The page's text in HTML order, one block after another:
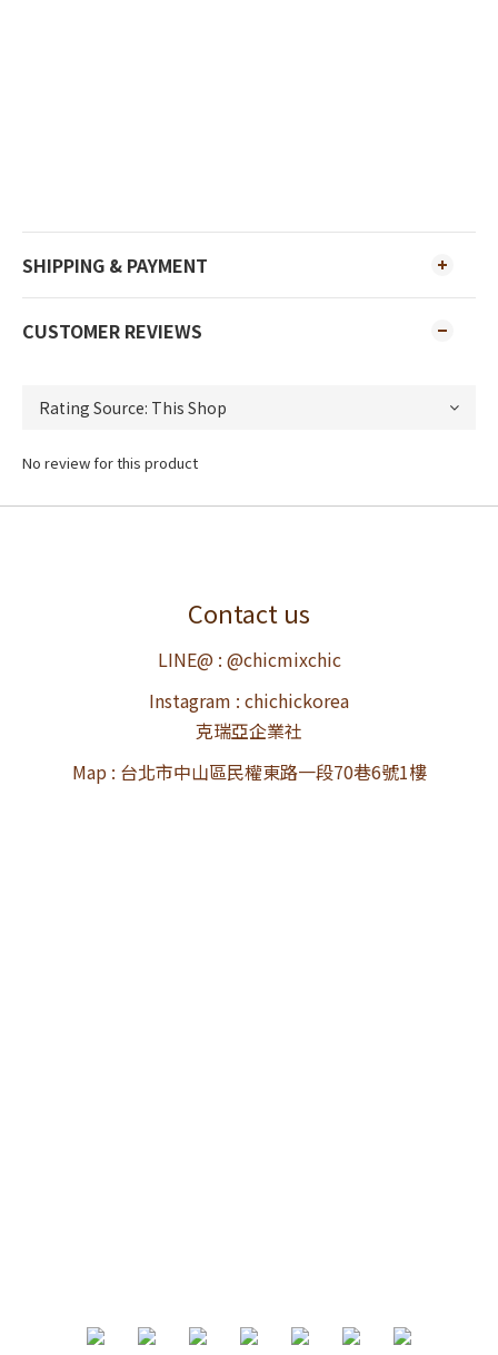
SHIPPING & PAYMENT
CUSTOMER REVIEWS
No review for this product
Contact us
LINE@ : @chicmixchic
Instagram : chichickorea
克瑞亞企業社
Map : 台北市中山區民權東路一段70巷6號1樓